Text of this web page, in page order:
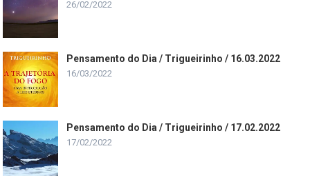
26/02/2022
Pensamento do Dia / Trigueirinho / 16.03.2022
16/03/2022
Pensamento do Dia / Trigueirinho / 17.02.2022
17/02/2022